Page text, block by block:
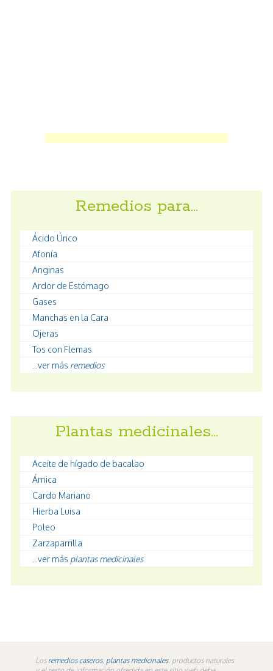
Remedios para…
Ácido Úrico
Afonía
Anginas
Ardor de Estómago
Gases
Manchas en la Cara
Ojeras
Tos con Flemas
...ver más remedios
Plantas medicinales…
Aceite de hígado de bacalao
Árnica
Cardo Mariano
Hierba Luisa
Poleo
Zarzaparrilla
...ver más plantas medicinales
Los remedios caseros, plantas medicinales, productos naturales